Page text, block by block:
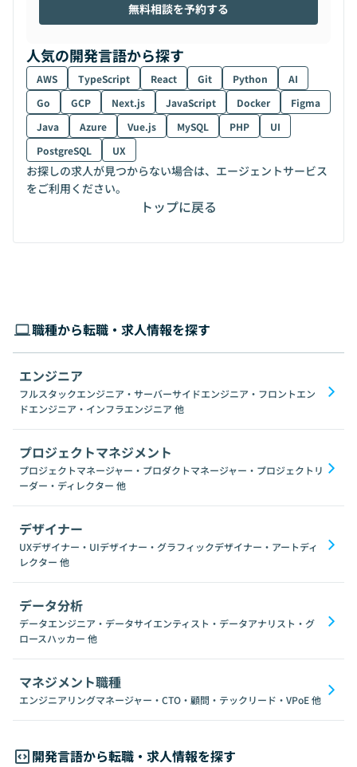
無料相談を予約する
人気の開発言語から探す
AWS TypeScript React Git Python
AI
Go
GCP Next.js JavaScript Docker
Figma
Java
Azure Vue.js MySQL PHP
UI
PostgreSQL
UX
お探しの求人が見つからない場合は、エージェントサービス
をご利用ください。
トップに戻る
職種から転職・求人情報を探す
エンジニア
フルスタックエンジニア・サーバーサイドエンジニア・フロントエン
ドエンジニア・インフラエンジニア 他
プロジェクトマネジメント
プロジェクトマネージャー・プロダクトマネージャー・プロジェクトリ
ーダー・ディレクター 他
デザイナー
UXデザイナー・UIデザイナー・グラフィックデザイナー・アートディ
レクター 他
データ分析
データエンジニア・データサイエンティスト・データアナリスト・グ
ロースハッカー 他
マネジメント職種
エンジニアリングマネージャー・CTO・顧問・テックリード・VPoE他
開発言語から転職・求人情報を探す